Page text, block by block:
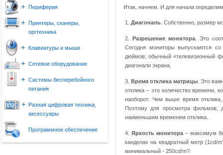
Итак, начнем. И для начала
Диагональ . Собственно, размер
Разрешение монитора. Это
Сегодня мониторы выпускаются
дюймов, обычный «телевизионный
диагонали экрана.
Время отклика матрицы . Это
отклика – это количество времени,
наоборот. Чем выше время
Поэтому для просмотра фильмов,
наименьшим временем отклика.
Яркость монитора– максимум
канделах на квадратный метр (1cd/
минимальный - 250cd/m?.
Оперативная память
Корпуса и блоки питания
Оптические приводы, FDD
Системы охлаждения
Звуковые карты
Внешние HDD
Карты памяти
USB Flash
Разветвители Usb
Card Reader
Периферия
Web-камеры
Джойстики, рули
Микрофоны
Наушники и гарнитуры
TV-Tuner
Контроллеры
Аккумуляторы и зарядные
устройства
Принтеры, сканеры,
оргтехника
Принтеры
Факсы, телефоны
Проекторы и экраны.
Клавиатуры и мыши
Клавиатуры
Мыши
Коврики
Сетевое оборудование
Сетевые адаптеры
Модемы ADSL
доступа
Коммутаторы
Системы бесперебойного
питания
Источники БП
Сетевые фильтры
Разная цифровая техника,
аксессуары
Разная автомобильная техника
Кабели
Программное обеспечение